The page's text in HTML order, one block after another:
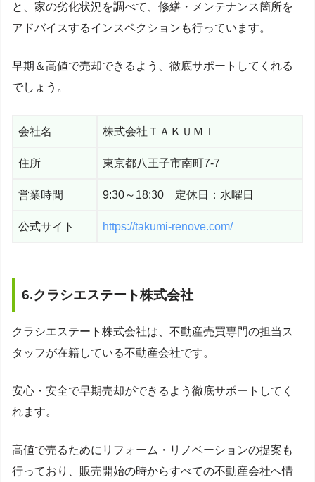
と、家の劣化状況を調べて、修繕・メンテナンス箇所を
アドバイスするインスペクションも行っています。
早期＆高値で売却できるよう、徹底サポートしてくれる
でしょう。
会社名 株式会社ＴＡＫＵＭＩ
住所 東京都八王子市南町7-7
営業時間 9:30～18:30 定休日：水曜日
公式サイト https://takumi-renove.com/
6.クラシエステート株式会社
クラシエステート株式会社は、不動産売買専門の担当ス
タッフが在籍している不動産会社です。
安心・安全で早期売却ができるよう徹底サポートしてく
れます。
高値で売るためにリフォーム・リノベーションの提案も
行っており、販売開始の時からすべての不動産会社へ情